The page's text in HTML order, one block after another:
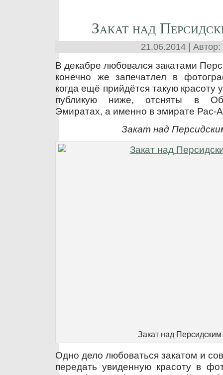
Закат над
21.06.2014 | Автор:
В декабре любовался закатами
конечно же запечатлел в
когда ещё прийдётся такую красоту
публикую ниже, отсняты в
Эмиратах, а именно в эмирате Рас-
Закат над
Закат над
Одно дело любоваться закатом и
передать увиденную красоту в